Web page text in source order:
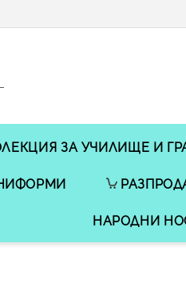
ЗА УЧИЛИЩЕ И
НАРОДНИ